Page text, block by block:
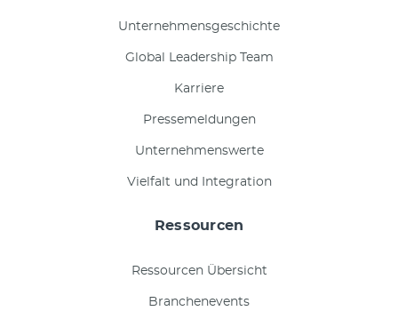
Unternehmensgeschichte
Global Leadership Team
Karriere
Pressemeldungen
Unternehmenswerte
Vielfalt und Integration
Ressourcen
Ressourcen Übersicht
Branchenevents